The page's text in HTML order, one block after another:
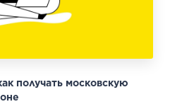
получать московскую